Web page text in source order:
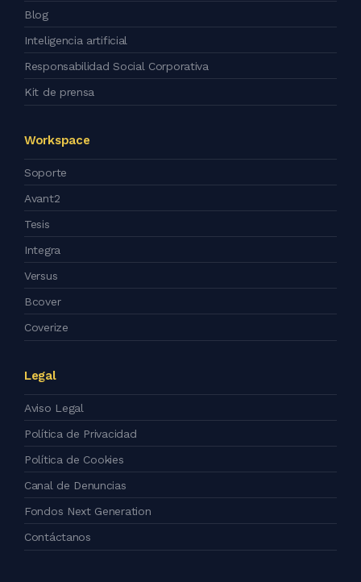
Blog
Inteligencia artificial
Responsabilidad Social Corporativa
Kit de prensa
Workspace
Soporte
Avant2
Tesis
Integra
Versus
Bcover
Coverize
Legal
Aviso Legal
Política de Privacidad
Política de Cookies
Canal de Denuncias
Fondos Next Generation
Contáctanos